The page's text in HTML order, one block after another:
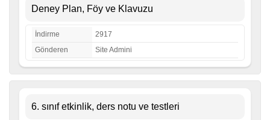
Deney Plan, Föy ve Klavuzu
İndirme
2917
Gönderen
Site Admini
6. sınıf etkinlik, ders notu ve testleri